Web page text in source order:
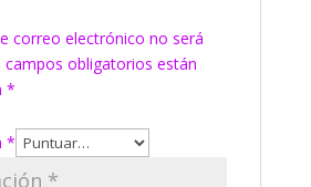
correo electrónico no será
campos obligatorios están
*
*